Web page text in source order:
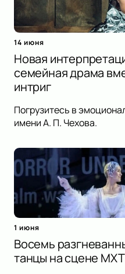
14 июня
Новая
семейная драма
интриг
Погрузитесь в
имени А. П. Чехова.
1 июня
Восемь
танцы на сцене